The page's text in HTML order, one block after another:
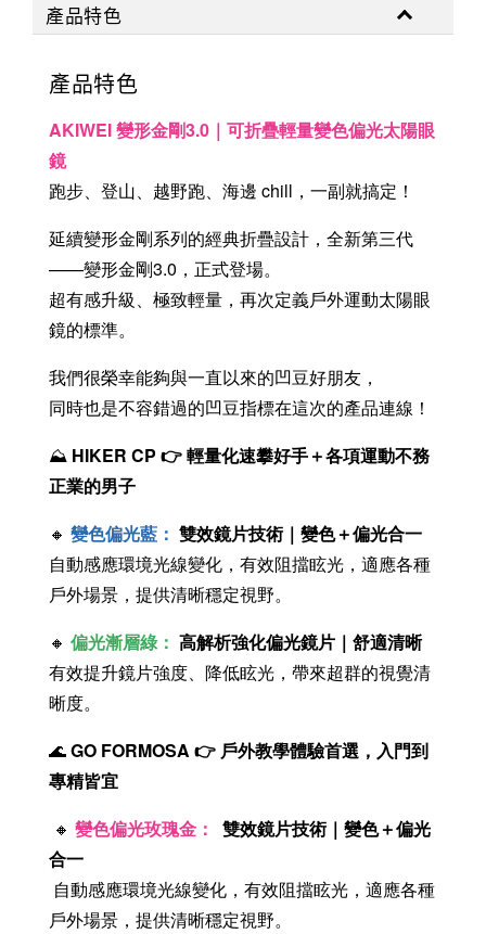
產品特色
產品特色
AKIWEI 變形金剛3.0｜可折疊輕量變色偏光太陽眼
鏡
跑步、登山、越野跑、海邊 chill，一副就搞定！
延續變形金剛系列的經典折疊設計，全新第三代
——變形金剛3.0，正式登場。
超有感升級、極致輕量，再次定義戶外運動太陽眼
鏡的標準。
我們很榮幸能夠與一直以來的凹豆好朋友，
同時也是不容錯過的凹豆指標在這次的產品連線！
⛰️ HIKER CP 👉 輕量化速攀好手＋各項運動不務
正業的男子
🔸 變色偏光藍： 雙效鏡片技術｜變色＋偏光合一
自動感應環境光線變化，有效阻擋眩光，適應各種
戶外場景，提供清晰穩定視野。
🔸 偏光漸層綠： 高解析強化偏光鏡片｜舒適清晰
有效提升鏡片強度、降低眩光，帶來超群的視覺清
晰度。
🌊GO FORMOSA 👉 戶外教學體驗首選，入門到
專精皆宜
🔸 變色偏光玫瑰金： 雙效鏡片技術｜變色＋偏光
合一
自動感應環境光線變化，有效阻擋眩光，適應各種
戶外場景，提供清晰穩定視野。